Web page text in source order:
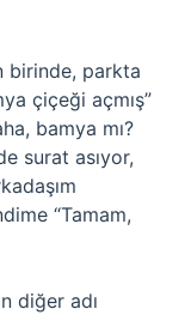
birinde, parkta
çiçeği açmış”
bamya mı?
surat asıyor,
“Tamam,
diğer adı